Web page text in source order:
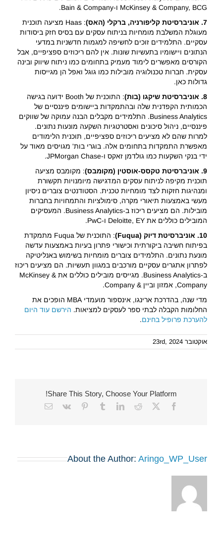
McKinsey & Company, BCG ו-Bain & Company.
7. אוניברסיטת קליפורניה, ברקלי (האס)
: Haas מציעה תוכנית
מעוגלת המשלבת מומחיות בניתוח עסקים עם בסיס חזק ביסודות
עסקיים. התלמידים זוכים לחשיפה למגמות חדשניות במדעי
הנתונים ויישומיו בתעשיות שונות. אין להם ריכוזים ספציפיים, אבל
הקורסים מאפשרים לימוד מעמיק בתחומים כמו ניתוח שיווק ובינה
עסקית. חברות טכנולוגיה מובילות כמו גוגל ואפל הן מגייסות
גדולות כאן.
8. אוניברסיטת שיקגו (בות)
: התוכנית של Booth ידועה בגישה
הכמותית הקפדנית שלה ובהתמקדות ביישומים פיננסיים של
Business Analytics. התלמידים מקבלים הבנה עמוקה של שווקים
פיננסיים, ניהול סיכונים ואסטרטגיות השקעה מונעות נתונים.
למרות שהם לא מציעים ריכוזים ספציפיים, תוכנית הלימודים
מאפשרת התמקדות בתחומים אלה. בוגרי בות' מגויסים מאוד על
ידי בנקי השקעות כמו גולדמן זאקס ו-JPMorgan Chase.
9. אוניברסיטת טקסס-אוסטין (מקומבס)
: מקומבס מציעה
תוכנית מקיפה לניתוח עסקים המדגישה מיומנויות תקשורת
ומנהיגות חזקות לצד מומחיות טכנית. הסטודנטים צוברים ניסיון
מעשי באמצעות תיאורי מקרה, סימולציות והתמחויות בחברות
מובילות. הם מציעים ריכוז ב-Business Analytics. המעסיקים
המובילים כוללים את Deloitte, EY ו-PwC.
10. אוניברסיטת דיוק (Fuqua)
: התוכנית של Fuqua מתמקדת
בפיתוח חשיבה ביקורתית וכישורי פתרון בעיות באמצעות עדשה
מונעת נתונים. התלמידים צוברים מומחיות בשימוש באנליטיקה
לפתרון אתגרים עסקיים מורכבים במגוון תעשיות. הם מציעים ריכוז
ב-Business Analytics. מגייסים מובילים כוללים את McKinsey &
Company, אמזון וביין & Company.
מדי שנה, בהדרכת ארינגו, אינספור מועמדי MBA הופכים את
החלומות הקבלה לבתי ספר לעסקים למציאות. הירשם עוד היום
להערכת פרופיל בחינם.
אוקטובר 23rd, 2024
Share This Story, Choose Your Platform!
Facebook
X
Reddit
LinkedIn
Tumblr
Pinterest
Vk
Email
About the Author: Aringo_WP_User